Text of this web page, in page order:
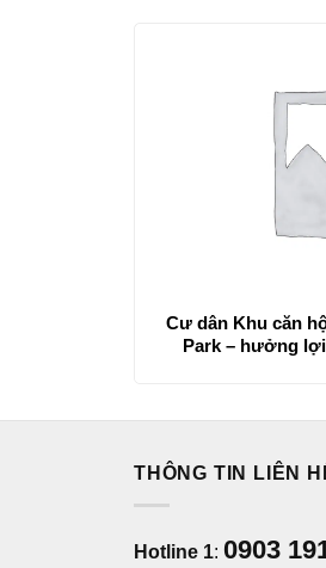
Cư dân Khu căn
Park – hưởng
THÔNG TIN LIÊN
Hotline 1: 0903